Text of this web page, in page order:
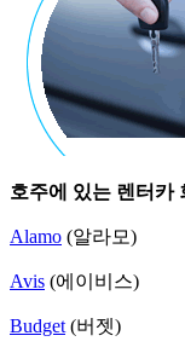
호주에 있는 렌터카
Alamo (알라모)
Avis (에이비스)
Budget (버젯)